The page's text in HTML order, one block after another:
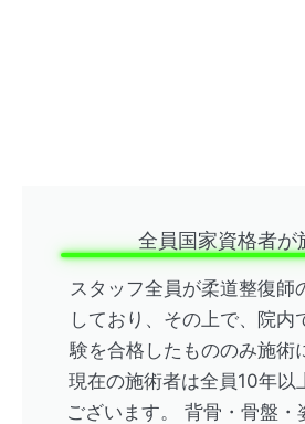
全員国家資格者が
スタッフ全員が柔道整復師
しており、その上で、院内
験を合格したもののみ施術
現在の施術者は全員10年以
ございます。 背骨・骨盤・